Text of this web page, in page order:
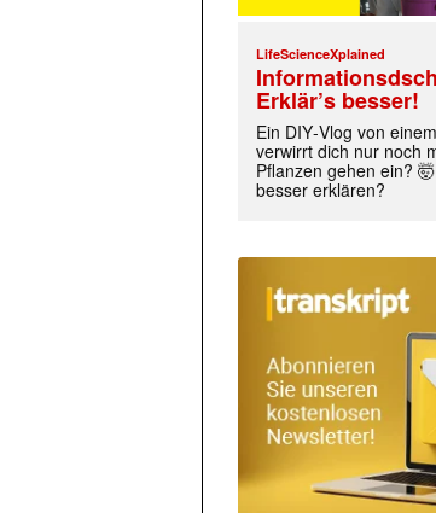
LifeScienceXplained
Erklär’s besser!
Ein DIY‑Vlog von
verwirrt dich nur noch
Pflanzen gehen ein?
besser erklären?